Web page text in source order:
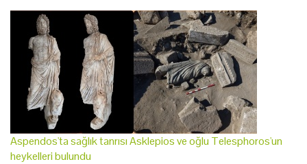
Aspendos'ta sağlık tanrısı Asklepios ve oğlu Telesphoros'un
heykelleri bulundu